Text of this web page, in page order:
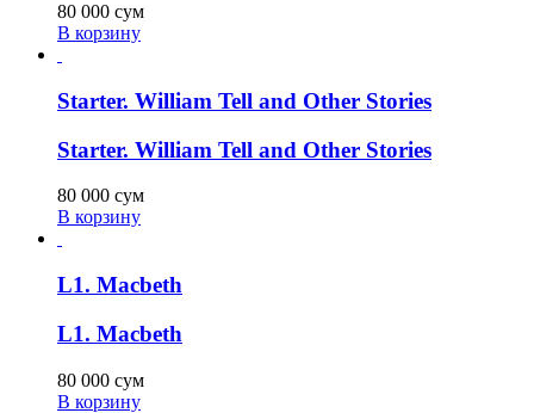
80 000 сум
В корзину
Starter. William Tell and Other Stories
Starter. William Tell and Other Stories
80 000 сум
В корзину
L1. Macbeth
L1. Macbeth
80 000 сум
В корзину